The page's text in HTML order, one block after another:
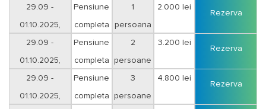
sejur 3 nopti
29.09 -
01.10.2025,
sejur 3 nopti
Pensiune
completa
1
persoana
2.000 lei
Rezerva
29.09 -
01.10.2025,
sejur 3 nopti
Pensiune
completa
2
persoane
3.200 lei
Rezerva
29.09 -
01.10.2025,
Pensiune
completa
3
persoane
4.800 lei
Rezerva